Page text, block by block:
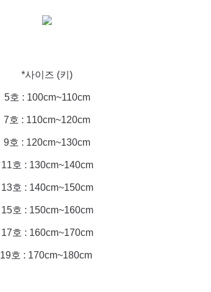
*사이즈 (키)
5호 : 100cm~110cm
7호 : 110cm~120cm
9호 : 120cm~130cm
11호 : 130cm~140cm
13호 : 140cm~150cm
15호 : 150cm~160cm
17호 : 160cm~170cm
19호 : 170cm~180cm